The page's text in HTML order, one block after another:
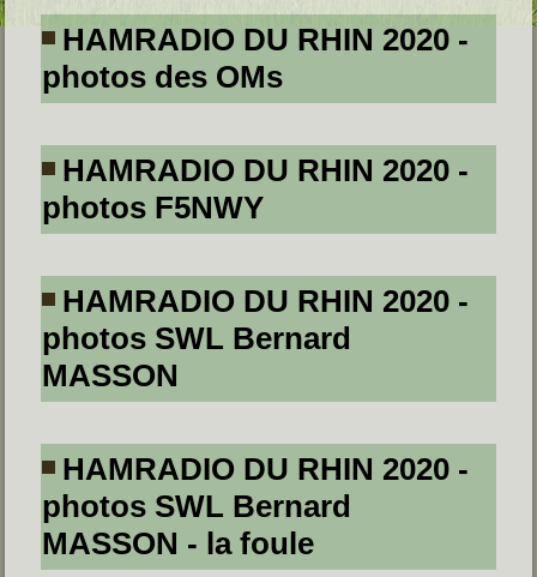
HAMRADIO DU RHIN 2020 -
photos des OMs
HAMRADIO DU RHIN 2020 -
photos F5NWY
HAMRADIO DU RHIN 2020 -
photos SWL Bernard
MASSON
HAMRADIO DU RHIN 2020 -
photos SWL Bernard
MASSON - la foule